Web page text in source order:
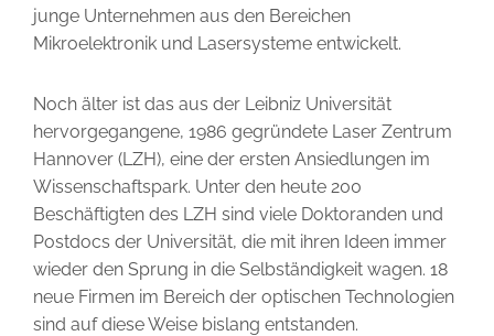
junge Unternehmen aus den Bereichen
Mikroelektronik und Lasersysteme entwickelt.
Noch älter ist das aus der Leibniz Universität
hervorgegangene, 1986 gegründete Laser Zentrum
Hannover (LZH), eine der ersten Ansiedlungen im
Wissenschaftspark. Unter den heute 200
Beschäftigten des LZH sind viele Doktoranden und
Postdocs der Universität, die mit ihren Ideen immer
wieder den Sprung in die Selbständigkeit wagen. 18
neue Firmen im Bereich der optischen Technologien
sind auf diese Weise bislang entstanden.